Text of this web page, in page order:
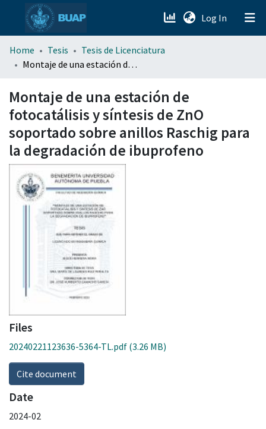
Log In (current)
menu.section.about_menu
Home Tesis
Tesis de Licenciatura
Montaje de una estación de fotocatálisis y síntesis de ZnO soportado sobre anillos Raschig para la degradación de ibuprofeno
Montaje de una estación de
fotocatálisis y síntesis de ZnO
soportado sobre anillos Raschig para
la degradación de ibuprofeno
Files
20240221123636-5364-TL.pdf (3.26 MB)
Cite document
Date
2024-02